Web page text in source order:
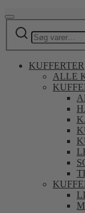
efter:
KUFFERTER
ALLE